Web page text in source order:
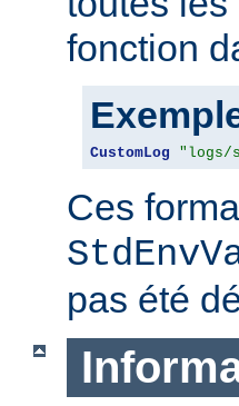
fonction
CustomLog "logs/
Ces
pas été